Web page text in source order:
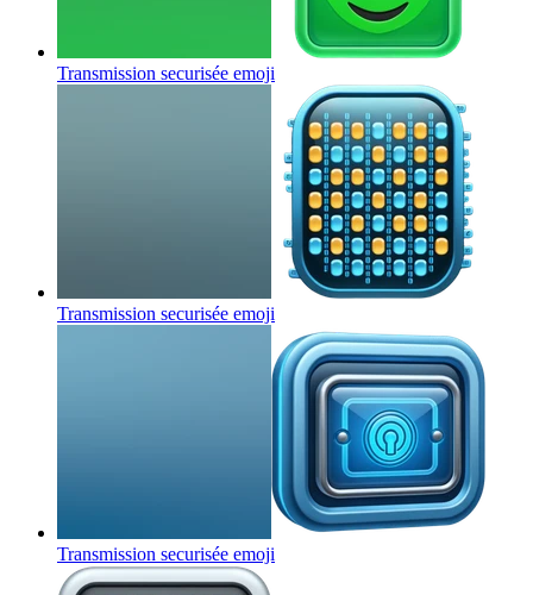
Transmission securisée emoji
Transmission securisée emoji
Transmission securisée emoji